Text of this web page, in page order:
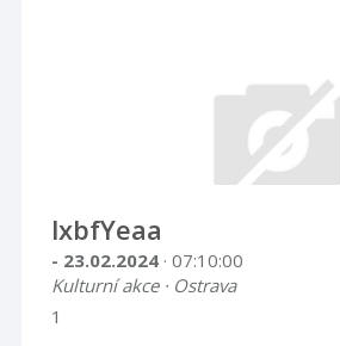
lxbfYeaa
- 23.02.2024 · 07:10:00
Kulturní akce · Ostrava
1